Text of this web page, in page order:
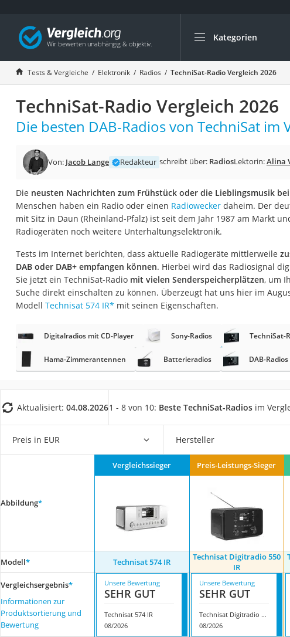
Kategorien
Die beliebtesten
Elektronik
Powerstation
Monitor 32 Zoll 4K
Fernseher
Desktop-PC
Diascanner
Laser-
Powerline-Adapter
Powerstation mit
Gaming-PC
Soundbar
17-Zoll-Laptop
Satellitenschüssel
Gaming-Headset
Schnurloses Telefon
Ladekabel Typ 2 Schuko
Acer Aspire
Service
Tests & Vergleiche Elektronik Radios TechniSat-Radio Vergleich 2026
TechniSat-Radio Vergleich 2026
Die besten DAB-Radios von TechniSat im
Von: Jacob Lange Redakteur schreibt über: RadiosLektorin:Alina
Die neusten Nachrichten zum Frühstück oder die Lieblingsmusik
Menschen haben ein Radio oder einen Radioweckerdaheim. Der
mit Sitz in Daun (Rheinland-Pfalz) ist seit dem Jahr 1987 am Markt
Radiogeräten noch weitere Unterhaltungselektronik.
Tests im Internet berichten, dass aktuelle Radiogeräte mittlerweile
DAB oder DAB+ empfangen können. Hierbei wird das Radiosignal
Sie jetzt ein TechniSat-Radio mit vielen Senderspeicherplätzen, um
Suche direkt einschalten zu können. Überzeugt hat uns hier im
Modell Technisat 574 IR* mit seinen Eigenschaften.
Digitalradios mit CD-Player Sony-Radios TechniSat-
Hama-Zimmerantennen Batterieradios DAB-
Aktualisiert: 04.08.20261 - 8 von 10: Beste TechniSat-Radios im
Preis in EUR Hersteller
Abbildung*
Vergleichssieger Preis-Leistungs-Sieger
Modell* Technisat 574 IR
Technisat Digitradio 550
IR
Vergleichsergebnis*
Informationen zur
Produktsortierung und
Bewertung
Unsere Bewertung
SEHR GUT
Technisat 574 IR
08/2026
Unsere Bewertung
SEHR GUT
Technisat Digitradio 550 IR
08/2026